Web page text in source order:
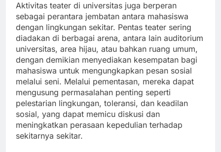
Aktivitas teater di universitas juga berperan
sebagai perantara jembatan antara mahasiswa
dengan lingkungan sekitar. Pentas teater sering
diadakan di berbagai arena, antara lain auditorium
universitas, area hijau, atau bahkan ruang umum,
dengan demikian menyediakan kesempatan bagi
mahasiswa untuk mengungkapkan pesan sosial
melalui seni. Melalui pementasan, mereka dapat
mengusung permasalahan penting seperti
pelestarian lingkungan, toleransi, dan keadilan
sosial, yang dapat memicu diskusi dan
meningkatkan perasaan kepedulian terhadap
sekitarnya sekitar.